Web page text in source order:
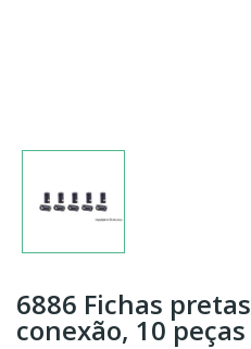
6886 Fichas
conexão, 10 peças